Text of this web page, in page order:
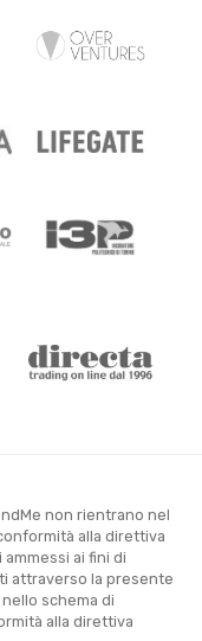
non rientrano nel
alla direttiva
ai fini di
attraverso la presente
schema di
alla direttiva